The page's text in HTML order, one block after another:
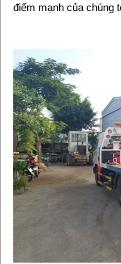
điểm mạnh của chúng